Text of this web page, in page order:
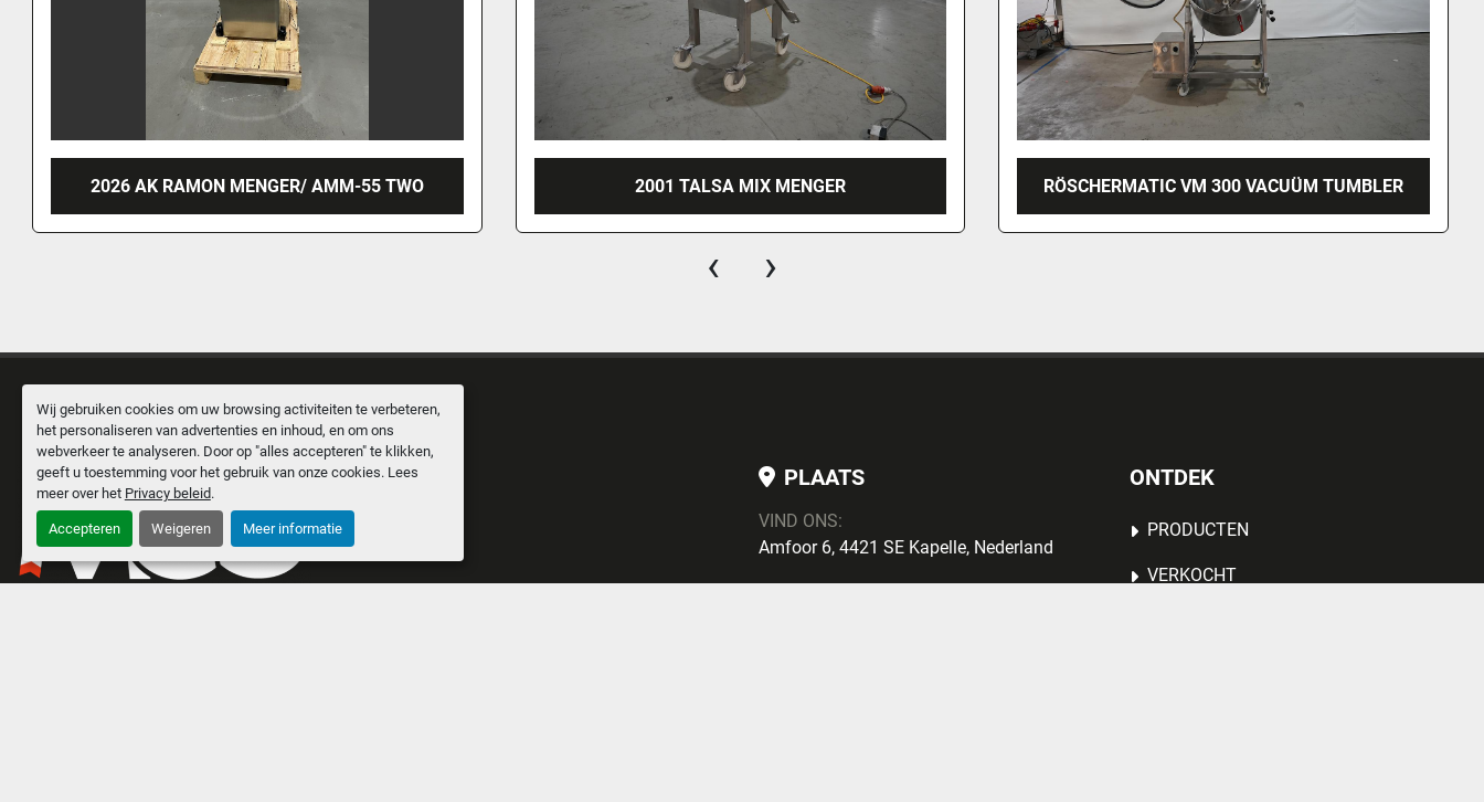
Wij gebruiken cookies om uw browsing activiteiten te verbeteren,
het personaliseren van advertenties en inhoud, en om ons
webverkeer te analyseren. Door op "alles accepteren" te klikken,
geeft u toestemming voor het gebruik van onze cookies. Lees
meer over het Privacy beleid.
Accepteren Weigeren Meer informatie
2026 AK RAMON MENGER/ AMM-55 TWO 2001 TALSA MIX MENGER RÖSCHERMATIC VM 300 VACUÜM TUMBLER
‹ ›
PLAATS
VIND ONS:
Amfoor 6, 4421 SE Kapelle, Nederland
ONTDEK
PRODUCTEN
VERKOCHT